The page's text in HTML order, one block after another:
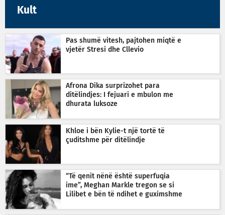
Kult
Pas shumë vitesh, pajtohen miqtë e
vjetër Stresi dhe Cllevio
Afrona Dika surprizohet para
ditëlindjes: I fejuari e mbulon me
dhurata luksoze
Khloe i bën Kylie-t një tortë të
çuditshme për ditëlindje
“Të qenit nënë është superfuqia
ime”, Meghan Markle tregon se si
Lilibet e bën të ndihet e guximshme